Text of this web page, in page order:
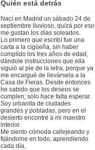
Quién está detrás
Nací en Madrid un sábado 24 de
septiembre lluvioso, quizá por eso
me gustan los días soleados.
Lo primero que escribí fue una
carta a la cigüeña, sin haber
cumplido los tres años de edad,
dándole instrucciones que ella
siguió al pie de la letra, porque ya
me encargué de llevársela a la
Casa de Fieras. Desde entonces
he sabido que los deseos se
cumplen; solo hace falta esperar.
Soy urbanita de ciudades
grandes y pobladas, pero en el
desierto encontré a mi maestro
interior.
Me siento cómoda callejeando y
fijándome en todo, aprendiendo
cada día.